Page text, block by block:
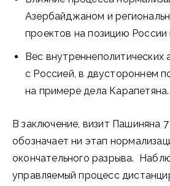
Азербайджаном и
проектов на позицию России
Вес внутреннеполитических
с Россией, в двустороннем
на примере дела Карапетяна.
В заключение, визит Пашиняна
обозначает ни этап
окончательного разрыва.
управляемый процесс